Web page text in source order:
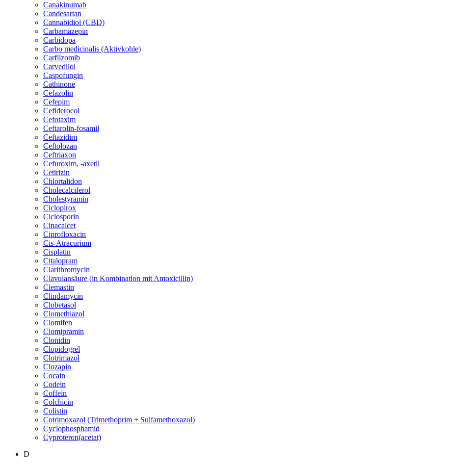
Canakinumab
Candesartan
Cannabidiol (CBD)
Carbamazepin
Carbidopa
Carbo medicinalis (Aktivkohle)
Carfilzomib
Carvedilol
Caspofungin
Cathinone
Cefazolin
Cefepim
Cefiderocol
Cefotaxim
Ceftarolin-fosamil
Ceftazidim
Ceftolozan
Ceftriaxon
Cefuroxim, -axetil
Cetirizin
Chlortalidon
Cholecalciferol
Cholestyramin
Ciclopirox
Ciclosporin
Cinacalcet
Ciprofloxacin
Cis-Atracurium
Cisplatin
Citalopram
Clarithromycin
Clavulansäure (in Kombination mit Amoxicillin)
Clemastin
Clindamycin
Clobetasol
Clomethiazol
Clomifen
Clomipramin
Clonidin
Clopidogrel
Clotrimazol
Clozapin
Cocain
Codein
Coffein
Colchicin
Colistin
Cotrimoxazol (Trimethoprim + Sulfamethoxazol)
Cyclophosphamid
Cyproteron(acetat)
D